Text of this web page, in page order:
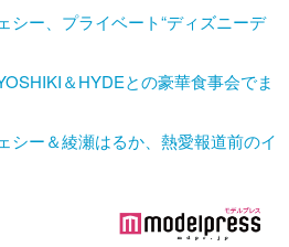
シー、プライベート“ディズニーデ
＆HYDEとの豪華食事会でま
シー＆綾瀬はるか、熱愛報道前のイ